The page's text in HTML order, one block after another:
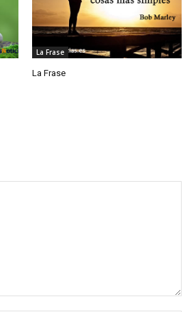
La Frase
La Frase